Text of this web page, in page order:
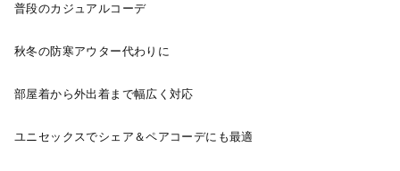
普段のカジュアルコーデ
秋冬の防寒アウター代わりに
部屋着から外出着まで幅広く対応
ユニセックスでシェア＆ペアコーデにも最適